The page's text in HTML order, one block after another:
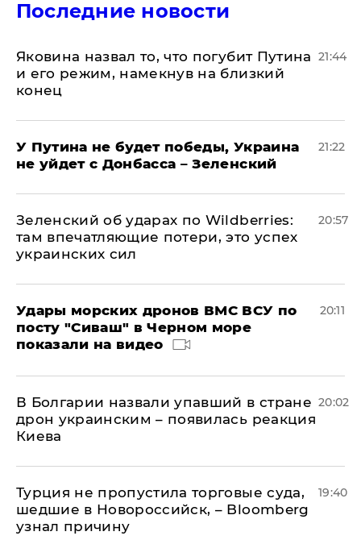
Последние новости
Яковина назвал то, что погубит Путина
и его режим, намекнув на близкий
конец
21:44
У Путина не будет победы, Украина
не уйдет с Донбасса – Зеленский
21:22
Зеленский об ударах по Wildberries:
там впечатляющие потери, это успех
украинских сил
20:57
Удары морских дронов ВМС ВСУ по
посту "Сиваш" в Черном море
показали на видео
20:11
В Болгарии назвали упавший в стране
дрон украинским – появилась реакция
Киева
20:02
Турция не пропустила торговые суда,
шедшие в Новороссийск, – Bloomberg
узнал причину
19:40